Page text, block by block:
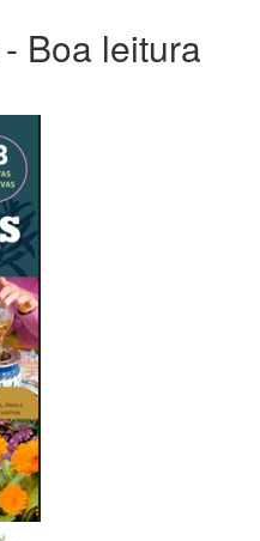
Boa leitura